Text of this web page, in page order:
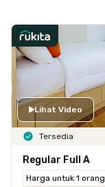
Lihat Video
Tersedia
Regular Full A
Harga untuk 1 orang